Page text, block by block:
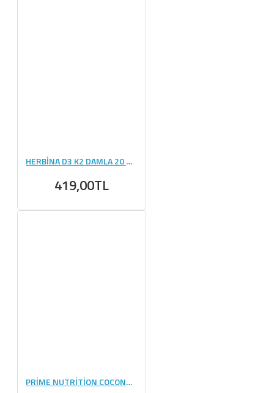
HERBİNA D3 K2 DAMLA 20 ML
419,00TL
PRİME NUTRİTİON COCONUT SPREAD 350 GRAM